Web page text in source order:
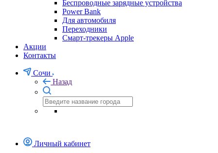
Беспроводные зарядные устройства
Power Bank
Для автомобиля
Переходники
Смарт-трекеры Apple
Акции
Контакты
Сочи
Назад
Личный кабинет